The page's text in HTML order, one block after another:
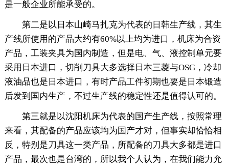
是一般企业所能承受的。
第二是以日本山崎马扎克为代表的日韩生产线，其生
产线所使用的产品大约有60%以上均为进口，机床为合资
产品，工装夹具为国内制造，但是电、气、液控制单元要
采用日本进口，切削刀具大多选择日本三菱与OSG，冷却
液油品也是日本进口，有时产品工件初期也要是日本锻造
后发到国内生产，不过生产线的稳定性还是值得认可的。
第三就是以沈阳机床为代表的国产生产线，按照常理
来看，其配备的产品应该均为国产才对，但事实却恰恰相
反，特别是刀具这一类产品，所配备的刀具大多都是进口
产品，最次也是台湾的，所以我个人认为，在我们能力允